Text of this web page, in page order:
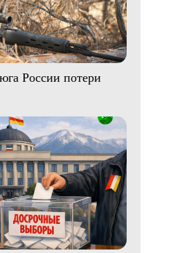
России потери